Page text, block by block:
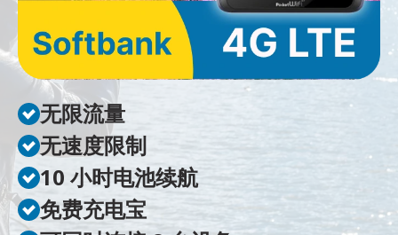
无限流量
无速度限制
10 小时电池续航
免费充电宝